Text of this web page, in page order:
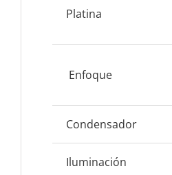
Platina
Enfoque
Condensador
Iluminación